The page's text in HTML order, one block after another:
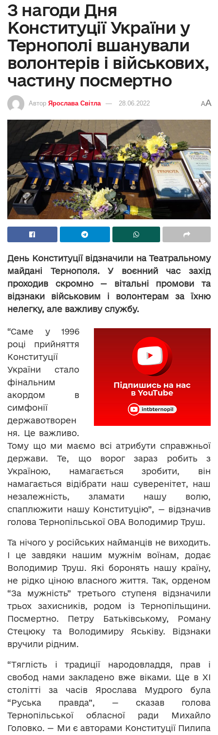
З нагоди Дня
Конституції України у
Тернополі вшанували
волонтерів і військових,
частину посмертно
Автор Ярослава Світла 28.06.2022 AA
День Конституції відзначили на Театральному
майдані Тернополя. У воєнний час захід
проходив скромно — вітальні промови та
відзнаки військовим і волонтерам за їхню
нелегку, але важливу службу.
“Саме у 1996
році прийняття
Конституції
України стало
фінальним
акордом в
симфонії
державотворен
ня. Це важливо.
Тому що ми маємо всі атрибути справжньої
держави. Те, що ворог зараз робить з
Україною, намагається зробити, він
намагається відібрати наш суверенітет, наш
незалежність, зламати нашу волю,
спаплюжити нашу Конституцію”, — відзначив
голова Тернопільської ОВА Володимир Труш.
Та нічого у російських найманців не виходить.
І це завдяки нашим мужнім воїнам, додає
Володимир Труш. Які боронять нашу країну,
не рідко ціною власного життя. Так, орденом
“За мужність” третього ступеня відзначили
трьох захисників, родом із Тернопільщини.
Посмертно. Петру Батьківському, Роману
Стецюку та Володимиру Яськіву. Відзнаки
вручили рідним.
“Тяглість і традиції народовладдя, прав і
свобод нами закладено вже віками. Ще в XI
столітті за часів Ярослава Мудрого була
“Руська правда”, — сказав голова
Тернопільської обласної ради Михайло
Головко. — Ми є авторами Конституції Пилипа